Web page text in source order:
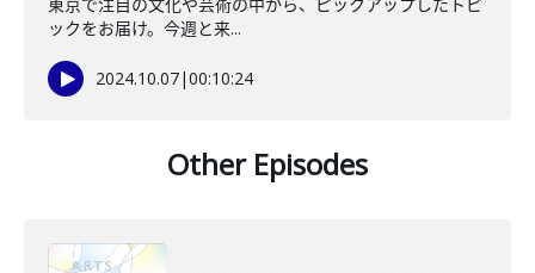
ックをお届け。今週と来...
2024.10.07|00:10:24
Other Episodes